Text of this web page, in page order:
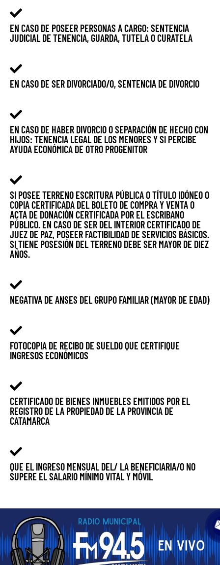
EN CASO DE POSEER PERSONAS A CARGO: SENTENCIA
JUDICIAL DE TENENCIA, GUARDA, TUTELA O CURATELA
EN CASO DE SER DIVORCIADO/O, SENTENCIA DE DIVORCIO
EN CASO DE HABER DIVORCIO O SEPARACIÓN DE HECHO CON
HIJOS: TENENCIA LEGAL DE LOS MENORES Y SI PERCIBE
AYUDA ECONÓMICA DE OTRO PROGENITOR
SI POSEE TERRENO ESCRITURA PÚBLICA O TÍTULO IDÓNEO O
COPIA CERTIFICADA DEL BOLETO DE COMPRA Y VENTA O
ACTA DE DONACIÓN CERTIFICADA POR EL ESCRIBANO
PÚBLICO. EN CASO DE SER DEL INTERIOR CERTIFICADO DE
JUEZ DE PAZ, POSEER FACTIBILIDAD DE SERVICIOS BÁSICOS.
SI TIENE POSESIÓN DEL TERRENO DEBE SER MAYOR DE DIEZ
AÑOS.
NEGATIVA DE ANSES DEL GRUPO FAMILIAR (MAYOR DE EDAD)
FOTOCOPIA DE RECIBO DE SUELDO QUE CERTIFIQUE
INGRESOS ECONÓMICOS
CERTIFICADO DE BIENES INMUEBLES EMITIDOS POR EL
REGISTRO DE LA PROPIEDAD DE LA PROVINCIA DE
CATAMARCA
QUE EL INGRESO MENSUAL DEL/ LA BENEFICIARIA/O NO
SUPERE EL SALARIO MÍNIMO VITAL Y MÓVIL